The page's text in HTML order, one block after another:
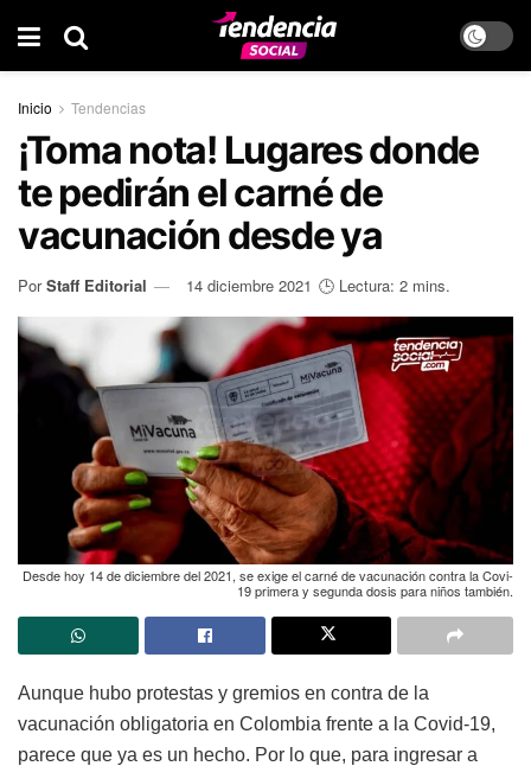
Inicio Tendencias
¡Toma nota! Lugares donde
te pedirán el carné de
vacunación desde ya
Por Staff Editorial 14 diciembre 2021 🕒 Lectura: 2 mins.
Desde hoy 14 de diciembre del 2021, se exige el carné de vacunación contra la Covi-
19 primera y segunda dosis para niños también.
Aunque hubo protestas y gremios en contra de la
vacunación obligatoria en Colombia frente a la Covid-19,
parece que ya es un hecho. Por lo que, para ingresar a